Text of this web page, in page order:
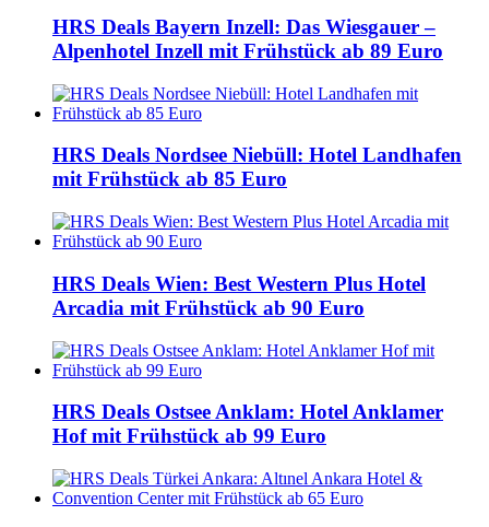
HRS Deals Bayern Inzell: Das Wiesgauer –
Alpenhotel Inzell mit Frühstück ab 89 Euro
HRS Deals Nordsee Niebüll: Hotel Landhafen
mit Frühstück ab 85 Euro
HRS Deals Wien: Best Western Plus Hotel
Arcadia mit Frühstück ab 90 Euro
HRS Deals Ostsee Anklam: Hotel Anklamer
Hof mit Frühstück ab 99 Euro